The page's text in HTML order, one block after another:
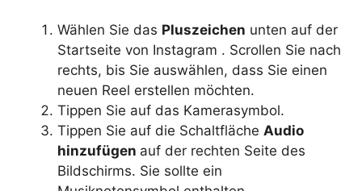
Wählen Sie das Pluszeichen unten auf der
Startseite von Instagram . Scrollen Sie nach
rechts, bis Sie auswählen, dass Sie einen
neuen Reel erstellen möchten.
Tippen Sie auf das Kamerasymbol.
Tippen Sie auf die Schaltfläche Audio
hinzufügen auf der rechten Seite des
Bildschirms. Sie sollte ein